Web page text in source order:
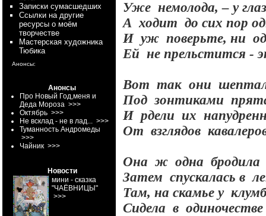
Записки сумасшедших
Ссылки на другие
ресурсы о моём
творчестве
Мастерская художника
Тюбика
Анонсы:
Анонсы
Про Новый Год,меня и
Деда Мороза >>>
Октябрь >>>
Не всклад - не в лад... >>>
Туманность Андромеды
>>>
Чайник >>>
Новости
мини - сказка
"ЧАЁВНИЦЫ"
>>>
Уже немолода, – у
А ходит до сих пор
И уж поверьте, ни
Ей не прельстится -
Вот так они
Под зонтиками
И рдели их
От взглядов
Она ж одна бродила
Затем спускалась в
Там, на скамье у
Сидела в одиночестве